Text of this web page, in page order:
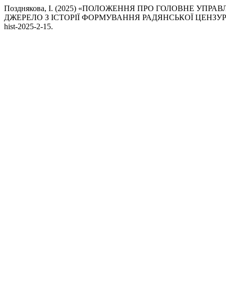
Позднякова, І. (2025) «ПОЛОЖЕННЯ ПРО ГОЛОВНЕ
ДЖЕРЕЛО З ІСТОРІЇ ФОРМУВАННЯ РАДЯНСЬКОЇ
hist-2025-2-15.